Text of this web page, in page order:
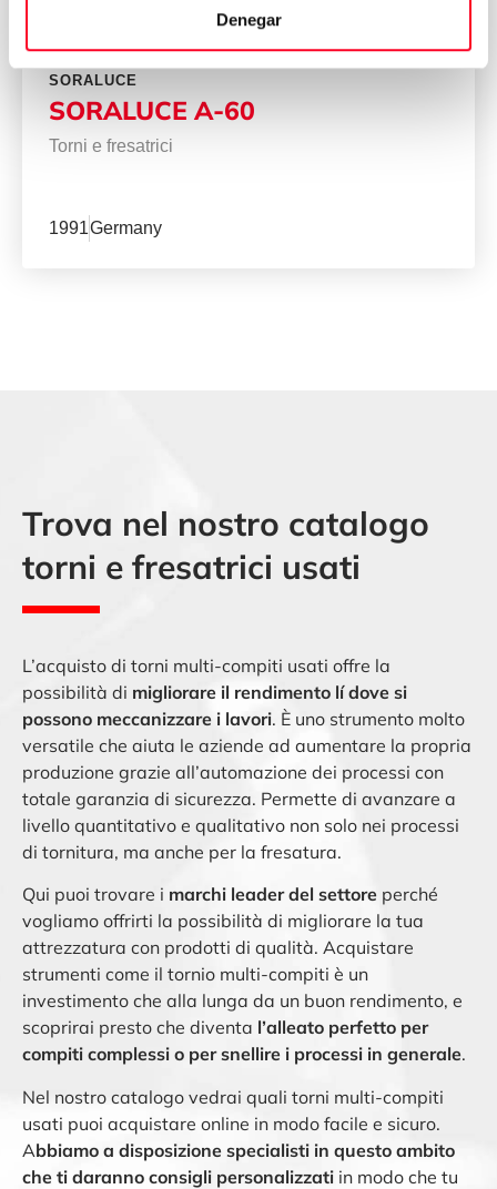
Denegar
SORALUCE
SORALUCE A-60
Torni e fresatrici
1991Germany
Trova nel nostro catalogo
torni e fresatrici usati
L’acquisto di torni multi-compiti usati offre la
possibilità di migliorare il rendimento lí dove si
possono meccanizzare i lavori. È uno strumento molto
versatile che aiuta le aziende ad aumentare la propria
produzione grazie all’automazione dei processi con
totale garanzia di sicurezza. Permette di avanzare a
livello quantitativo e qualitativo non solo nei processi
di tornitura, ma anche per la fresatura.
Qui puoi trovare i marchi leader del settore perché
vogliamo offrirti la possibilità di migliorare la tua
attrezzatura con prodotti di qualità. Acquistare
strumenti come il tornio multi-compiti è un
investimento che alla lunga da un buon rendimento, e
scoprirai presto che diventa l’alleato perfetto per
compiti complessi o per snellire i processi in generale.
Nel nostro catalogo vedrai quali torni multi-compiti
usati puoi acquistare online in modo facile e sicuro.
Abbiamo a disposizione specialisti in questo ambito
che ti daranno consigli personalizzati in modo che tu